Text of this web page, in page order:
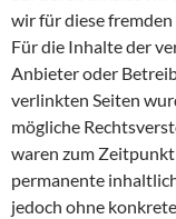
wir für diese
Für die Inhalte der
Anbieter oder
verlinkten Seiten
mögliche
waren zum
permanente
jedoch ohne